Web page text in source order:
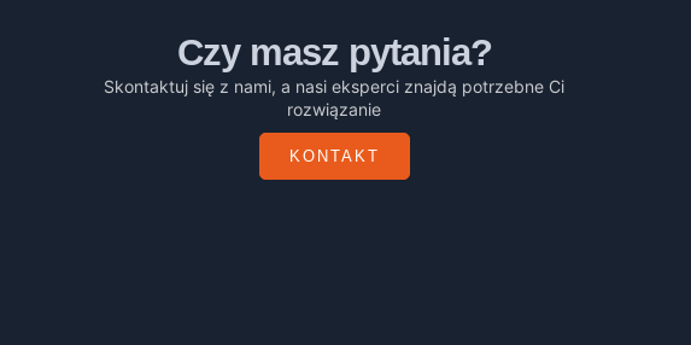
Czy masz pytania?
Skontaktuj się z nami, a nasi eksperci znajdą potrzebne Ci
rozwiązanie
KONTAKT